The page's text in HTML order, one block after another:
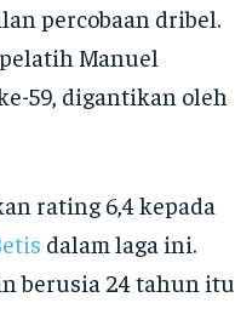
percobaan dribel.
Manuel
59, digantikan oleh
rating 6,4 kepada
dalam laga ini.
berusia 24 tahun itu